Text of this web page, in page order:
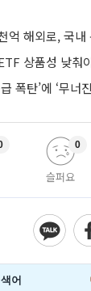
억 해외로, 국내
폭탄’에 ‘무너
슬퍼요
0